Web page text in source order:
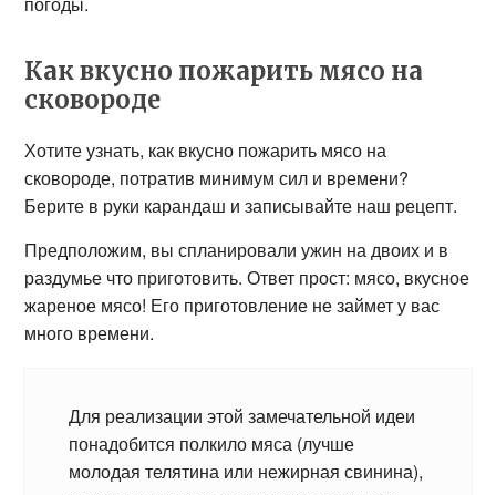
Как вкусно пожарить мясо на
сковороде
Хотите узнать, как вкусно пожарить мясо на
сковороде, потратив минимум сил и времени?
Берите в руки карандаш и записывайте наш рецепт.
Предположим, вы спланировали ужин на двоих и в
раздумье что приготовить. Ответ прост: мясо, вкусное
жареное мясо! Его приготовление не займет у вас
много времени.
Для реализации этой замечательной идеи
понадобится полкило мяса (лучше
молодая телятина или нежирная свинина),